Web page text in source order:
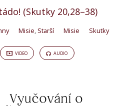
(Skutky 20,28–38)
Misie Starší Misie Skutky
VIDEO AUDIO